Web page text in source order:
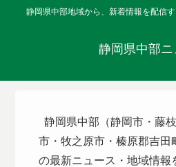
静岡県中部地域から、新着情報を配信
静岡県中部ニ
静岡県中部（静岡市・藤
市・牧之原市・榛原郡吉田
の最新ニュース・地域情報